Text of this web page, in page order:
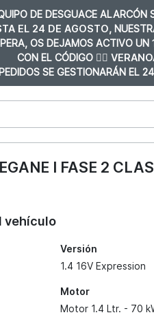
DE DESGUACE
EL 24 DE AGOSTO,
OS DEJAMOS ACTIVO UN
CON EL CÓDIGO 👉🏼
SE GESTIONARÁN EL
I FASE 2
vehículo
Versión
1.4 16V Expression
Motor
Motor 1.4 Ltr. - 70